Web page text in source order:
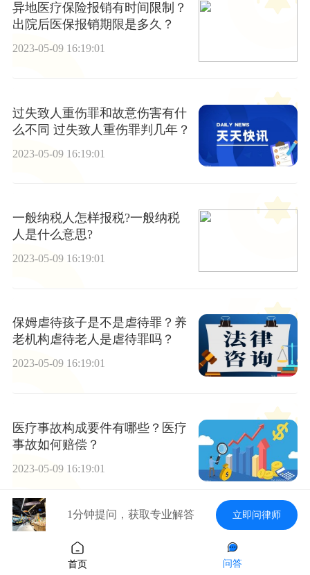
异地医疗保险报销有时间限制？
出院后医保报销期限是多久？
2023-05-09 16:19:01
过失致人重伤罪和故意伤害有什
么不同 过失致人重伤罪判几年？
2023-05-09 16:19:01
一般纳税人怎样报税?一般纳税
人是什么意思?
2023-05-09 16:19:01
保姆虐待孩子是不是虐待罪？养
老机构虐待老人是虐待罪吗？
2023-05-09 16:19:01
医疗事故构成要件有哪些？医疗
事故如何赔偿？
2023-05-09 16:19:01
事故医疗机构赔偿标准是多少？
医疗事故责任认定书多久出来？
1分钟提问，获取专业解答 立即问律师
首页 问答